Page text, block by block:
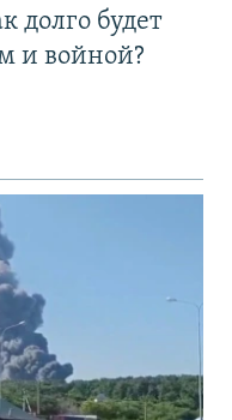
долго будет
и войной?